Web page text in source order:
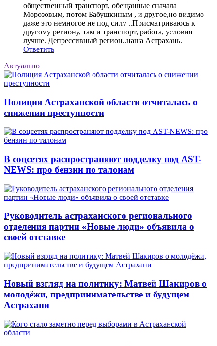
общественный транспорт, обещанные сначала
Морозовым, потом Бабушкиным , и другое,но видимо
даже это немногое не под силу ..Присматриваюсь к
другому региону, там и транспорт, работа, условия
лучше. Депрессивный регион..наша Астрахань.
Ответить
Актуально
Полиция Астраханской области отчиталась о
снижении преступности
В соцсетях распространяют подделку под AST-
NEWS: про бензин по талонам
Руководитель астраханского регионального
отделения партии «Новые люди» объявила о
своей отставке
Новый взгляд на политику: Матвей Шакиров о
молодёжи, предпринимательстве и будущем
Астрахани